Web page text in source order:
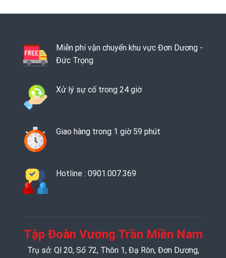
Miễn phí vận chuyển khu vực Đơn Dương -
Đức Trọng
Xử lý sự cố trong 24 giờ
Giao hàng trong 1 giờ 59 phút
Hotline : 0901.007.369
Tập Đoàn Vương Trần Miền Nam
Trụ sở: Ql 20, Số 72, Thôn 1, Đạ Ròn, Đơn Dương,